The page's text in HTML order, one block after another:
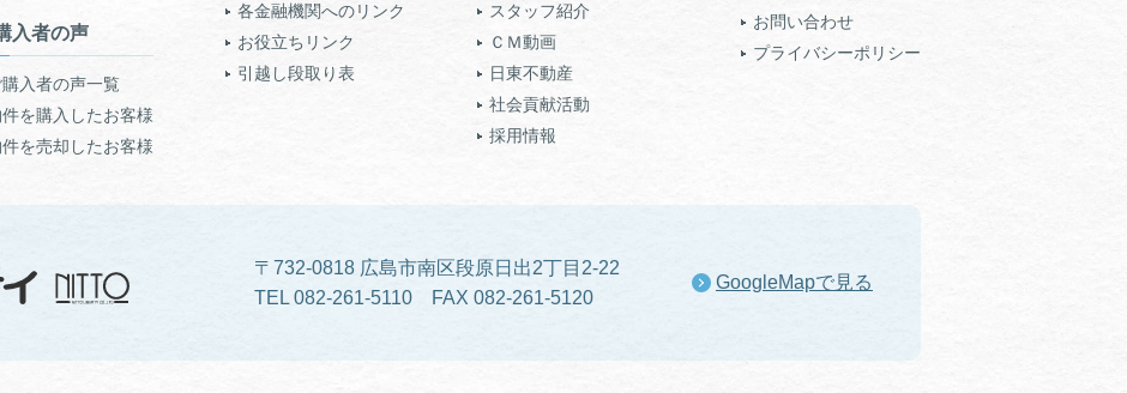
入者の声
購入者の声一覧
を購入したお客様
を売却したお客様
各金融機関へのリンク
お役立ちリンク
引越し段取り表
スタッフ紹介
ＣＭ動画
日東不動産
社会貢献活動
採用情報
お問い合わせ
プライバシーポリシー
〒732-0818 広島市南区段原日出2丁目2-22
TEL 082-261-5110 FAX 082-261-5120
GoogleMapで見る